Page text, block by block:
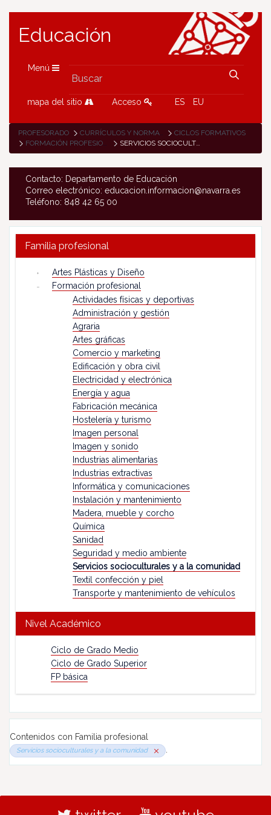
Educación
Menú
mapa del sitio Acceso ES EU
PROFESORADO CURRÍCULOS Y NORMATIVA
CICLOS FORMATIVOS
FORMACIÓN PROFESIONAL
SERVICIOS SOCIOCULTURALES Y A LA COMUNIDAD
Contacto: Departamento de Educación
Correo electrónico: educacion.informacion@navarra.es
Teléfono: 848 42 65 00
Familia profesional
Artes Plásticas y Diseño
Formación profesional
Actividades físicas y deportivas
Administración y gestión
Agraria
Artes gráficas
Comercio y marketing
Edificación y obra civil
Electricidad y electrónica
Energía y agua
Fabricación mecánica
Hostelería y turismo
Imagen personal
Imagen y sonido
Industrias alimentarias
Industrias extractivas
Informática y comunicaciones
Instalación y mantenimiento
Madera, mueble y corcho
Química
Sanidad
Seguridad y medio ambiente
Servicios socioculturales y a la comunidad
Textil confección y piel
Transporte y mantenimiento de vehículos
Nivel Académico
Ciclo de Grado Medio
Ciclo de Grado Superior
FP básica
Contenidos con Familia profesional
Servicios socioculturales y a la comunidad .